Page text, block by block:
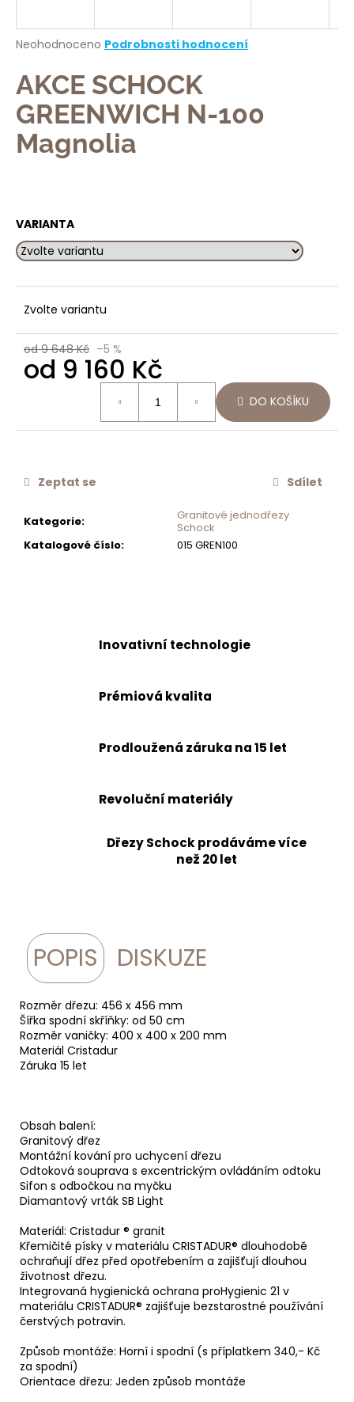
Průměrné
produktu
je
0,0
z
5
hvězdiček.
Neohodnoceno Podrobnosti hodnocení
AKCE SCHOCK
GREENWICH N-100
Magnolia
VARIANTA
Zvolte variantu
od 9 648 Kč –5 %
od 9 160 Kč
DO KOŠÍKU
Kategorie:
Granitové jednodřezy
Schock
Katalogové číslo: 015 GREN100
Zeptat se Sdílet
Inovativní technologie
Prémiová kvalita
Prodloužená záruka na 15 let
Revoluční materiály
Dřezy Schock prodáváme více
než 20 let
POPIS DISKUZE
Rozměr dřezu: 456 x 456 mm
Šířka spodní skříňky: od 50 cm
Rozměr vaničky: 400 x 400 x 200 mm
Materiál Cristadur
Záruka 15 let
Obsah balení:
Granitový dřez
Montážní kování pro uchycení dřezu
Odtoková souprava s excentrickým ovládáním odtoku
Sifon s odbočkou na myčku
Diamantový vrták SB Light
Materiál: Cristadur ® granit
Křemičité písky v materiálu CRISTADUR® dlouhodobě
ochraňují dřez před opotřebením a zajišťují dlouhou
životnost dřezu.
Integrovaná hygienická ochrana proHygienic 21 v
materiálu CRISTADUR® zajišťuje bezstarostné používání
čerstvých potravin.
Způsob montáže: Horní i spodní (s příplatkem 340,- Kč
za spodní)
Orientace dřezu: Jeden způsob montáže
j
t
?
D
o
r
u
m
PRO
DÁVKOVAČ
SAMO